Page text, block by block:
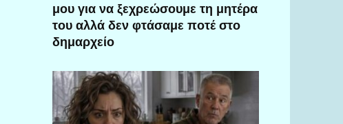
μου για να ξεχρεώσουμε τη μητέρα
του αλλά δεν φτάσαμε ποτέ στο
δημαρχείο